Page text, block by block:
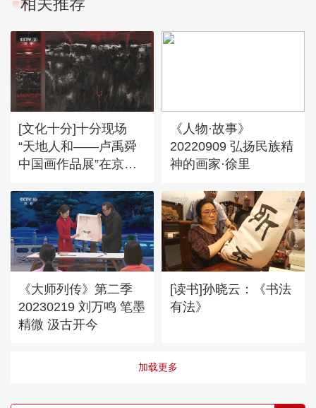
相关推荐
[文化十分]十分现场
“天地人和——卢禹舜
中国画作品展”在京开
《人物·故事》
20220909 弘扬民族精
神的画家·徐里
《大师列传》第二季
20230219 刘万鸣 笔墨
精微 汲古开今
[读书]孙晓云：《书法
有法》
加载更多